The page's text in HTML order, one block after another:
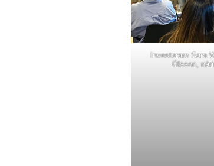
Investerare Sara
Olsson,